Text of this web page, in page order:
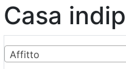
Casa
Affitto